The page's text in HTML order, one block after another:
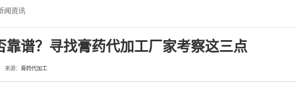
闻资讯
靠谱？寻找膏药代加工厂家考察这三点
来源： 膏药代加工